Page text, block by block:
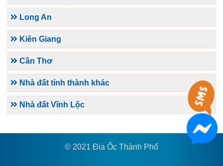
Long An
Kiên Giang
Cần Thơ
Nhà đất tỉnh thành khác
Nhà đất Vĩnh Lộc
© 2021 Địa Ốc Thành Phố